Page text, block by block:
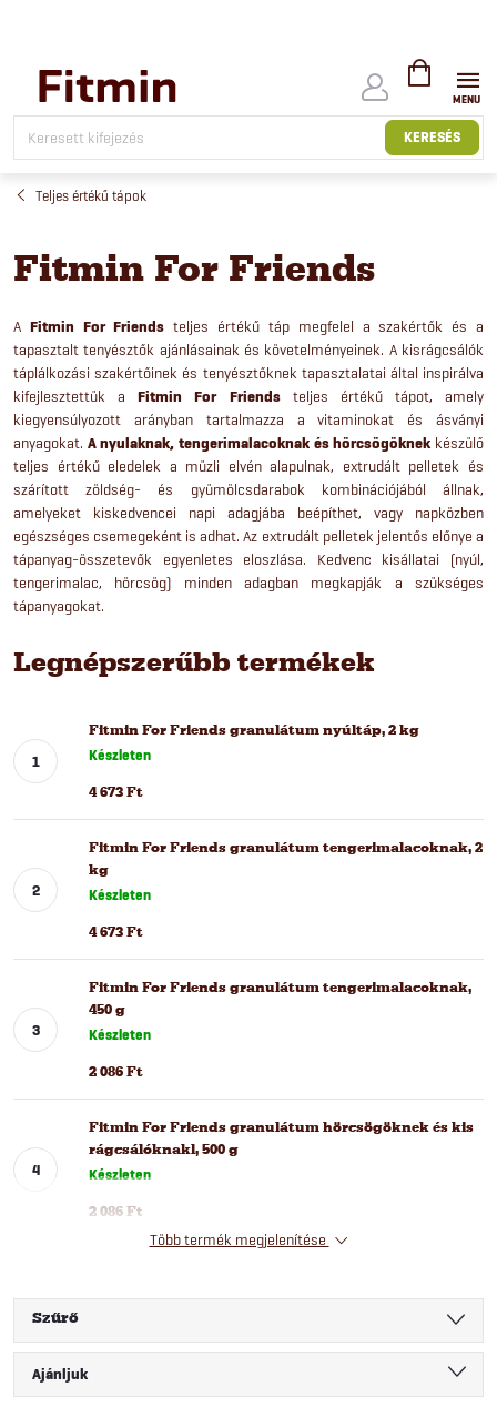
tartalomhoz
KERESÉS
KOSÁR
Teljes értékű tápok
Fitmin For Friends
A Fitmin For Friends teljes értékű táp megfelel a szakértők és a
tapasztalt tenyésztők ajánlásainak és követelményeinek. A kisrágcsálók
táplálkozási szakértőinek és tenyésztőknek tapasztalatai által inspirálva
kifejlesztettük aFitmin For Friendsteljes értékű tápot, amely
kiegyensúlyozott arányban tartalmazza a vitaminokat és ásványi
anyagokat. A nyulaknak, tengerimalacoknak és hörcsögöknek készülő
teljes értékű eledelek a müzli elvén alapulnak, extrudált pelletek és
szárított zöldség- és gyümölcsdarabok kombinációjából állnak,
amelyeket kiskedvencei napi adagjába beépíthet, vagy napközben
egészséges csemegeként is adhat. Az extrudált pelletek jelentős előnye a
tápanyag-összetevők egyenletes eloszlása. Kedvenc kisállatai (nyúl,
tengerimalac, hörcsög) minden adagban megkapják a szükséges
tápanyagokat.
Legnépszerűbb termékek
Fitmin For Friends granulátum nyúltáp, 2 kg
Készleten
4 673 Ft
Fitmin For Friends granulátum tengerimalacoknak, 2
kg
Készleten
4 673 Ft
Fitmin For Friends granulátum tengerimalacoknak,
450 g
Készleten
2 086 Ft
Fitmin For Friends granulátum hörcsögöknek és kis
rágcsálóknakl, 500 g
Készleten
2 086 Ft
Több termék megjelenítése
Szűrő
T
Ajánljuk